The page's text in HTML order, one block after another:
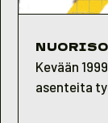
Kevään
asenteita